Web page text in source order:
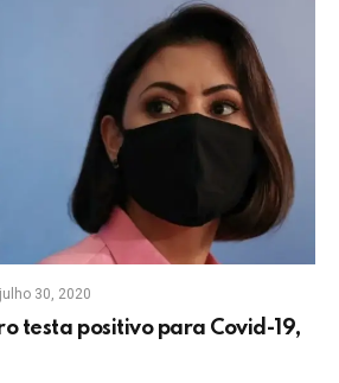
julho 30, 2020
testa positivo para Covid-19,